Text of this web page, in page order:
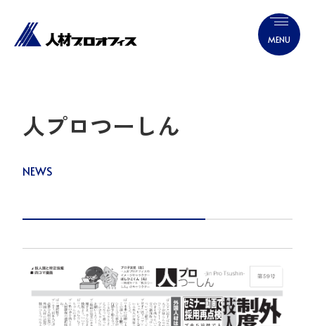
人プロつーしん
NEWS